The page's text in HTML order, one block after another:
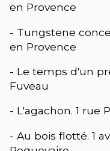
en Provence
- Tungstene
en Provence
- Le temps d'un
Fuveau
- L'agachon. 1 rue
- Au bois flotté. 1